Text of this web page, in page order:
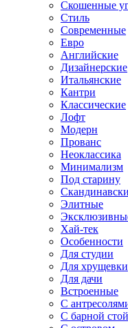
Скошенные
Стиль
Современные
Евро
Английские
Дизайнерские
Итальянские
Кантри
Классические
Лофт
Модерн
Прованс
Неоклассика
Минимализм
Под старину
Элитные
Хай-тек
Особенности
Для студии
Для хрущевки
Для дачи
Встроенные
С
С барной